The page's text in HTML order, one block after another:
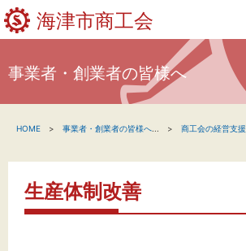
海津市商工会
新着情報
関係機関の方へ
事業者・創業者の皆様へ
HOME 事業者・創業者の皆様へ 商工会の経営支援
生産体制改善